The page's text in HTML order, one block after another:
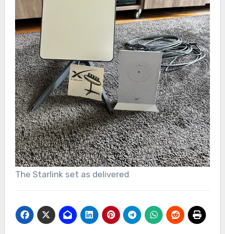
The Starlink set as delivered